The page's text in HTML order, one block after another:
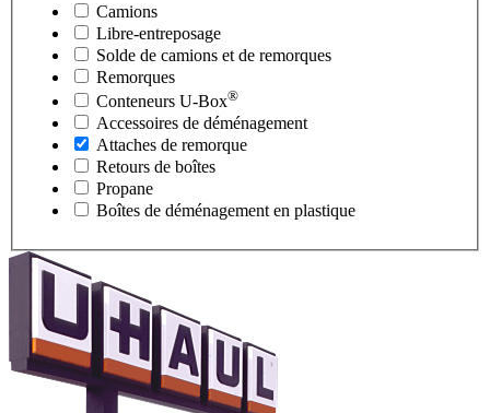
Camions
Libre-entreposage
Solde de camions et de remorques
Remorques
Conteneurs U-Box®
Accessoires de déménagement
Attaches de remorque
Retours de boîtes
Propane
Boîtes de déménagement en plastique